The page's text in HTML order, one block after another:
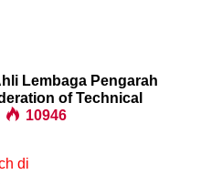
Lembaga Pengarah
of Technical
10946